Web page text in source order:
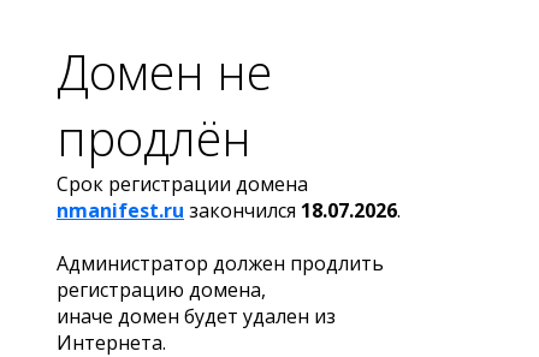
Домен не
продлён
Срок регистрации домена
nmanifest.ru закончился 18.07.2026.
Администратор должен продлить
регистрацию домена,
иначе домен будет удален из
Интернета.